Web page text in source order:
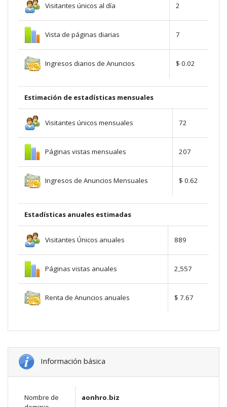
Visitantes únicos al día 2
Vista de páginas diarias 7
Ingresos diarios de Anuncios $ 0.02
Estimación de estadísticas mensuales
Visitantes únicos mensuales 72
Páginas vistas mensuales 207
Ingresos de Anuncios Mensuales $ 0.62
Estadísticas anuales estimadas
Visitantes Únicos anuales 889
Páginas vistas anuales 2,557
Renta de Anuncios anuales $ 7.67
Información básica
Nombre de
aonhro.biz